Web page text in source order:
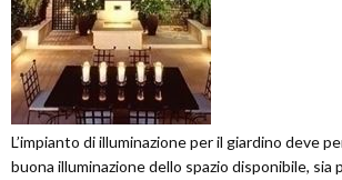
L’impianto di illuminazione per il giardino deve
buona illuminazione dello spazio disponibile, sia